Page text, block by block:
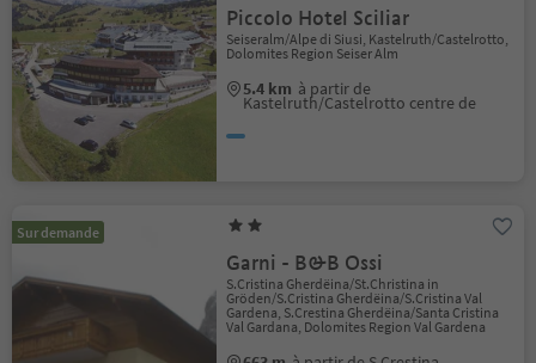
Piccolo Hotel Sciliar
Seiseralm/Alpe di Siusi, Kastelruth/Castelrotto,
Dolomites Region Seiser Alm
5.4 km à partir de
Kastelruth/Castelrotto centre de
Sur demande
Garni - B&B Ossi
S.Cristina Gherdëina/St.Christina in
Gröden/S.Cristina Gherdëina/S.Cristina Val
Gardena, S.Crestina Gherdëina/Santa Cristina
Val Gardana, Dolomites Region Val Gardena